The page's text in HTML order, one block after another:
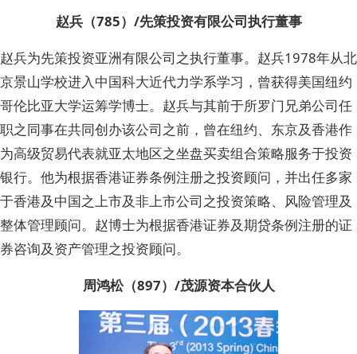
赵兵（785）/先策投资有限公司执行董事
赵兵为先策投资亚洲有限公司之执行董事。赵兵1978年从北
京景山学校进入中国科大近代力学系学习，曾获得美国纽约
哥伦比亚大学运筹学博士。赵兵与其前于所罗门兄弟公司任
职之同事在共同创办该公司之前，曾在纽约、东京及香港作
为高级贸易代表就亚太地区之坐盘买卖组合策略服务于投资
银行。他为根据香港证券条例注册之投资顾问，并出任多家
于香港及中国之上市及非上市公司之投资策略、风险管理及
整体管理顾问。赵博士为根据香港证券及期贷条例注册的证
券咨询及资产管理之投资顾问。
周鸿松（897）/茂源资本合伙人